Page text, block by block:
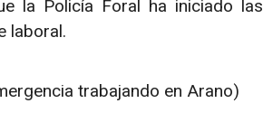
la Policía Foral ha iniciado las
laboral.
trabajando en Arano)